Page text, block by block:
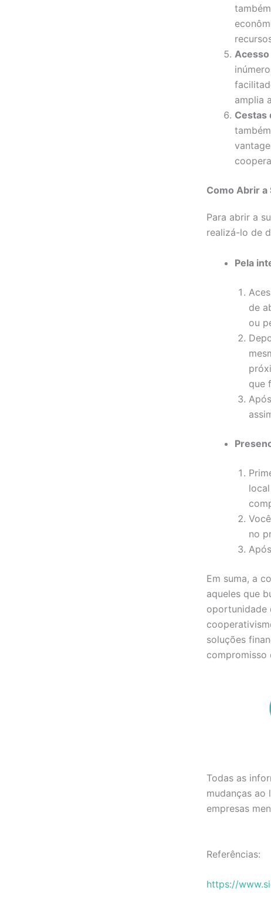
amplia
Cestas
Como Abrir a
Para abrir a
realizá-lo de
Pela
de
ou
que
no
Em suma, a
aqueles que
oportunidade
soluções
compromisso
Todas as
mudanças ao
empresas
Referências:
https://